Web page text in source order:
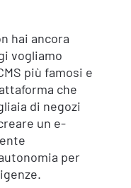
hai ancora
vogliamo
più famosi e
che
di negozi
un e-
per